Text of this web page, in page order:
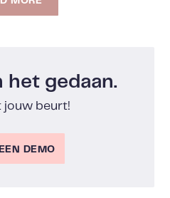
het gedaan.
jouw beurt!
DEMO